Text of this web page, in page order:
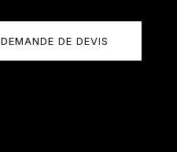
DEMANDE DE DEVIS